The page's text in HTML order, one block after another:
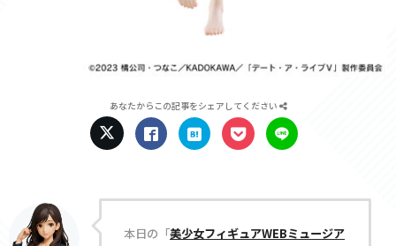
あなたからこの記事をシェアしてください
本日の「美少女フィギュアWEBミュージア